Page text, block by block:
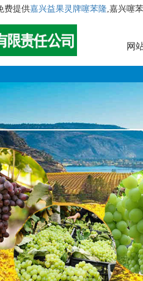
费提供嘉兴益果灵牌噻苯隆,嘉兴噻
网